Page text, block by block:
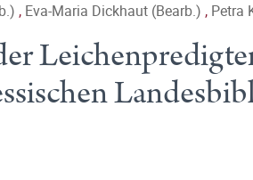
, Eva-Maria Dickhaut (Bearb.) , Petra